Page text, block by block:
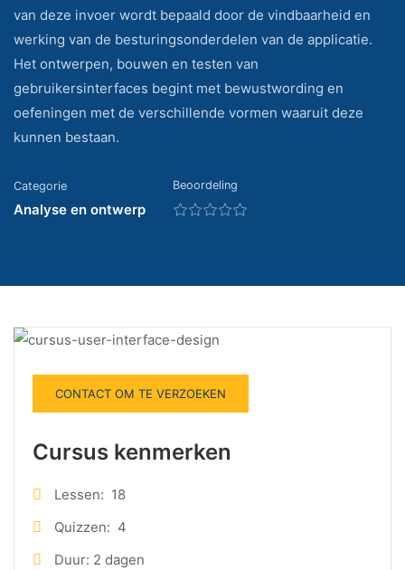
van deze invoer wordt bepaald door de vindbaarheid en
werking van de besturingsonderdelen van de applicatie.
Het ontwerpen, bouwen en testen van
gebruikersinterfaces begint met bewustwording en
oefeningen met de verschillende vormen waaruit deze
kunnen bestaan.
Categorie
Analyse en ontwerp
Beoordeling
CONTACT OM TE VERZOEKEN
Cursus kenmerken
Lessen: 18
Quizzen: 4
Duur: 2 dagen